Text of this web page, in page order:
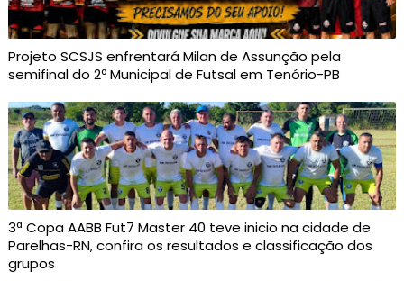
Projeto SCSJS enfrentará Milan de Assunção pela
semifinal do 2º Municipal de Futsal em Tenório-PB
3ª Copa AABB Fut7 Master 40 teve inicio na cidade de
Parelhas-RN, confira os resultados e classificação dos
grupos